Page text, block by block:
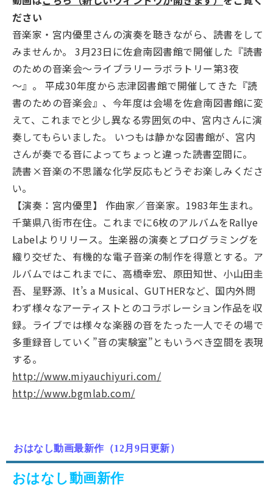
ださい
音楽家・宮内優里さんの演奏を聴きながら、読書をして
みませんか。 3月23日に佐倉南図書館で開催した『読書
のための音楽会～ライブラリーラボラトリー第3夜
～』。 平成30年度から志津図書館で開催してきた『読
書のための音楽会』、今年度は会場を佐倉南図書館に変
えて、これまでと少し異なる雰囲気の中、宮内さんに演
奏してもらいました。 いつもは静かな図書館が、宮内
さんが奏でる音によってちょっと違った読書空間に。
読書×音楽の不思議な化学反応もどうぞお楽しみくださ
い。
【演奏：宮内優里】 作曲家／音楽家。1983年生まれ。
千葉県八街市在住。これまでに6枚のアルバムをRallye
Labelよりリリース。生楽器の演奏とプログラミングを
織り交ぜた、有機的な電子音楽の制作を得意とする。ア
ルバムではこれまでに、高橋幸宏、原田知世、小山田圭
吾、星野源、It’s a Musical、GUTHERなど、国内外問
わず様々なアーティストとのコラボレーション作品を収
録。ライブでは様々な楽器の音をたった一人でその場で
多重録音していく”音の実験室”ともいうべき空間を表現
する。
http://www.miyauchiyuri.com/
http://www.bgmlab.com/
おはなし動画最新作（12月9日更新）
おはなし動画新作